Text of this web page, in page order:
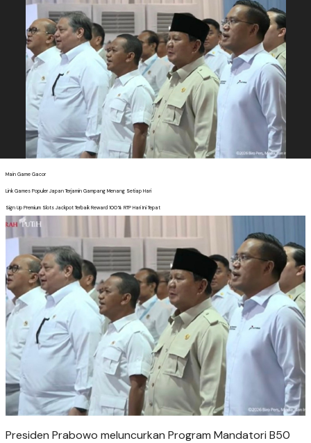
Main Game Gacor
Link Games Populer Japan Terjamin Gampang Menang Setiap Hari
Sign Up Premium Slots Jackpot Terbaik Reward 100% RTP Hari Ini Tepat
Presiden Prabowo meluncurkan Program Mandatori B50